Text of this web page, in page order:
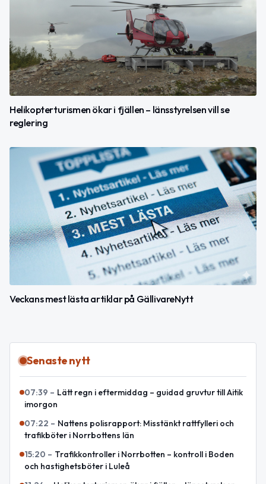
Helikopterturismen ökar i fjällen – länsstyrelsen vill se
reglering
Veckans mest lästa artiklar på GällivareNytt
Senaste nytt
07:39 – Lätt regn i eftermiddag – guidad gruvtur till Aitik
imorgon
07:22 – Nattens polisrapport: Misstänkt rattfylleri och
trafikböter i Norrbottens län
15:20 – Trafikkontroller i Norrbotten – kontroll i Boden
och hastighetsböter i Luleå